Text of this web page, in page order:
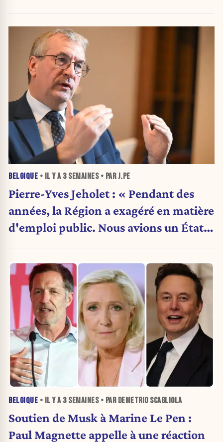
BELGIQUE • IL Y A 3 SEMAINES• PAR J.PE
Pierre-Yves Jeholet : « Pendant des
années, la Région a exagéré en matière
d'emploi public. Nous avions un État
BELGIQUE • IL Y A 3 SEMAINES• PAR DEMETRIO SCAGLIOLA
Soutien de Musk à Marine Le Pen :
Paul Magnette appelle à une réaction